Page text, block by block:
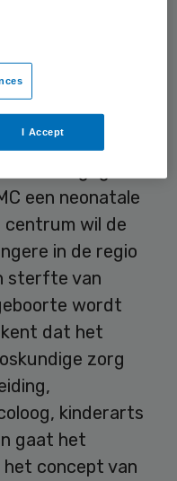
(AVC)
muren van het
een neonatale
wil de
in de regio
sterfte van
wordt
dat het
zorg
kinderarts
gaat het
concept van
I Accept